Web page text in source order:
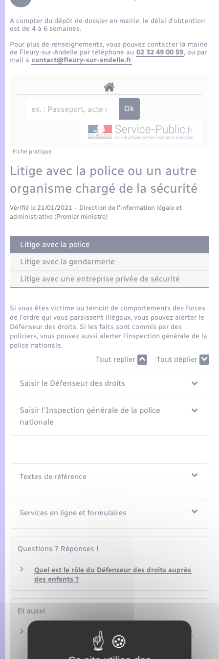
Compétences
Plan interactif
Publications
La Communauté de communes
Etat-civil - Papiers - Citoyenneté
Mariage – PACS
Parrainage civil
Logement - Urbanisme
Nouvel habitant
Organisation d’événement
Sécurité - Prévention
Transports
Transports scolaires
Voirie et espace public
Travaux - Autorisation d’occupation de l’espace
public
A compter du dépôt de dossier en mairie, le délai d’obtention
est de 4 à 6 semaines.
Pour plus de renseignements, vous pouvez contacter la mairie
de Fleury-sur-Andelle par téléphone au 02 32 49 00 59, ou par
mail à contact@fleury-sur-andelle.fr.
Fiche pratique
Litige avec la police ou un autre
organisme chargé de la sécurité
Vérifié le 21/01/2021 – Direction de l'information légale et
administrative (Premier ministre)
Litige avec la police
Litige avec la gendarmerie
Litige avec une entreprise privée de sécurité
Si vous êtes victime ou témoin de comportements des forces
de l'ordre qui vous paraissent illégaux, vous pouvez alerter le
Défenseur des droits. Si les faits sont commis par des
policiers, vous pouvez aussi alerter l'inspection générale de la
police nationale.
Tout replier Tout déplier
Saisir le Défenseur des droits
Saisir l'Inspection générale de la police
nationale
Textes de référence
Services en ligne et formulaires
Questions ? Réponses !
Quel est le rôle du Défenseur des droits auprès
des enfants ?
Et aussi
Litige avec l'administration : saisir le Défenseur
Papiers – Citoyenneté – Élections